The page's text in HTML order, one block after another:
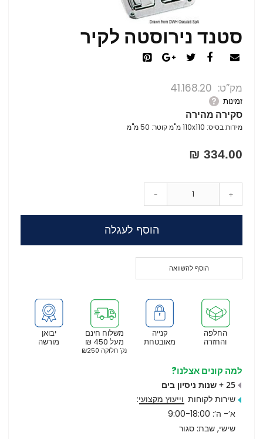
סטנד נירוסטה לקיר
מק”ט 41.168.20
זמינות
סקירה מהירה
מידות בסיס: 110x110 מ"מ קוטר: 50 מ"מ
334.00 ₪
- +
הוסף לעגלה
הוסף להשוואה
יבואן
מורשה
משלוח חינם
מעל 450 ₪
נק’ חלוקה ₪250
קנייה
מאובטחת
החלפה
והחזרה
למה קונים אצלנו?
25 + שנות ניסיון בים
שירות לקוחות וייעוץ מקצועי:
א’- ה’: 9:00-18:00
שישי, שבת: סגור